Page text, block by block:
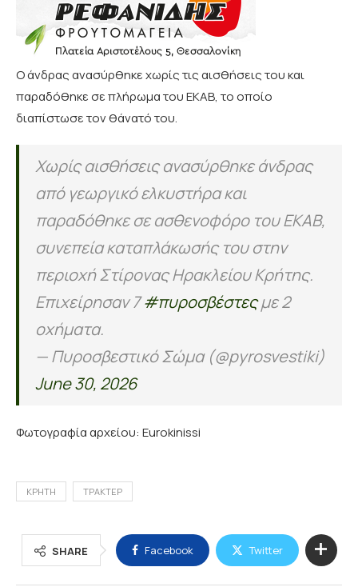
Ο άνδρας ανασύρθηκε χωρίς τις αισθήσεις του και
παραδόθηκε σε πλήρωμα του ΕΚΑΒ, το οποίο
διαπίστωσε τον θάνατό του.
Χωρίς αισθήσεις ανασύρθηκε άνδρας
από γεωργικό ελκυστήρα και
παραδόθηκε σε ασθενοφόρο του ΕΚΑΒ,
συνεπεία καταπλάκωσής του στην
περιοχή Στίρονας Ηρακλείου Κρήτης.
Επιχείρησαν 7#πυροσβέστεςμε 2
οχήματα.
— Πυροσβεστικό Σώμα (@pyrosvestiki)
June 30, 2026
Φωτογραφία αρχείου: Eurokinissi
ΚΡΗΤΗ ΤΡΑΚΤΕΡ
SHARE Facebook Twitter